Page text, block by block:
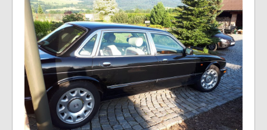
Akce
Inzerce
Fórum
Videa
Kontakt